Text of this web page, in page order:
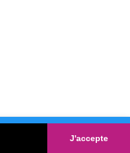
J'accepte